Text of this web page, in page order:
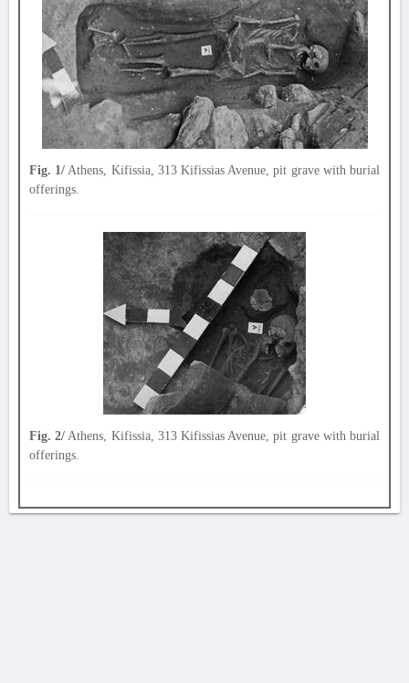
Fig. 1/ Athens, Kifissia, 313 Kifissias Avenue, pit grave with burial
offerings.
Fig. 2/ Athens, Kifissia, 313 Kifissias Avenue, pit grave with burial
offerings.